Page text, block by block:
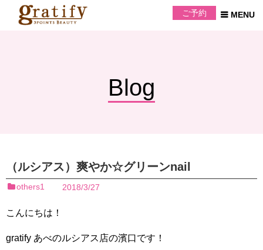
ご予約
Blog
（ルシアス）爽やか☆グリーンnail
2018/3/27
others1
こんにちは！
gratify あべのルシアス店の濱口です！